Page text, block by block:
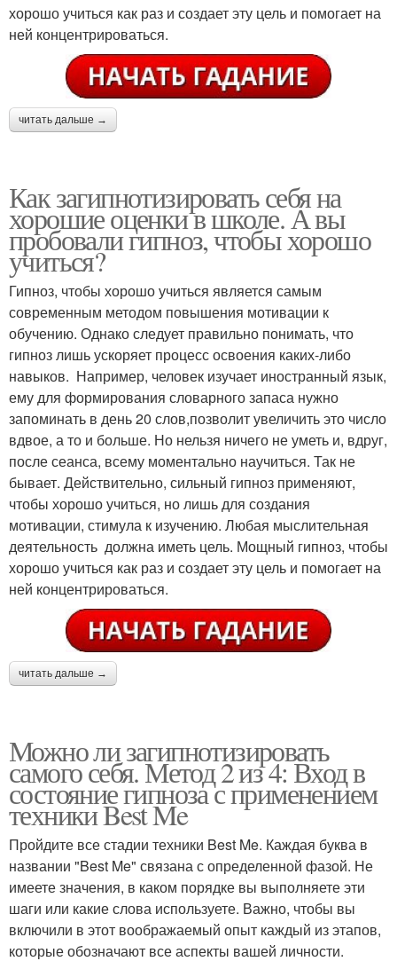
хорошо учиться как раз и создает эту цель и помогает на
ней концентрироваться.
читать дальше →
Как загипнотизировать себя на
хорошие оценки в школе. А вы
пробовали гипноз, чтобы хорошо
учиться?
Гипноз, чтобы хорошо учиться является самым
современным методом повышения мотивации к
обучению. Однако следует правильно понимать, что
гипноз лишь ускоряет процесс освоения каких-либо
навыков. Например, человек изучает иностранный язык,
ему для формирования словарного запаса нужно
запоминать в день 20 слов,позволит увеличить это число
вдвое, а то и больше. Но нельзя ничего не уметь и, вдруг,
после сеанса, всему моментально научиться. Так не
бывает. Действительно, сильный гипноз применяют,
чтобы хорошо учиться, но лишь для создания
мотивации, стимула к изучению. Любая мыслительная
деятельность должна иметь цель. Мощный гипноз, чтобы
хорошо учиться как раз и создает эту цель и помогает на
ней концентрироваться.
читать дальше →
Можно ли загипнотизировать
самого себя. Метод 2 из 4: Вход в
состояние гипноза с применением
техники Best Me
Пройдите все стадии техники Best Me. Каждая буква в
названии "Best Me" связана с определенной фазой. Не
имеете значения, в каком порядке вы выполняете эти
шаги или какие слова используете. Важно, чтобы вы
включили в этот воображаемый опыт каждый из этапов,
которые обозначают все аспекты вашей личности.